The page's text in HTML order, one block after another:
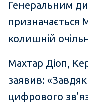
Генеральним
колишній
Махтар Діоп,
заявив:
цифрового